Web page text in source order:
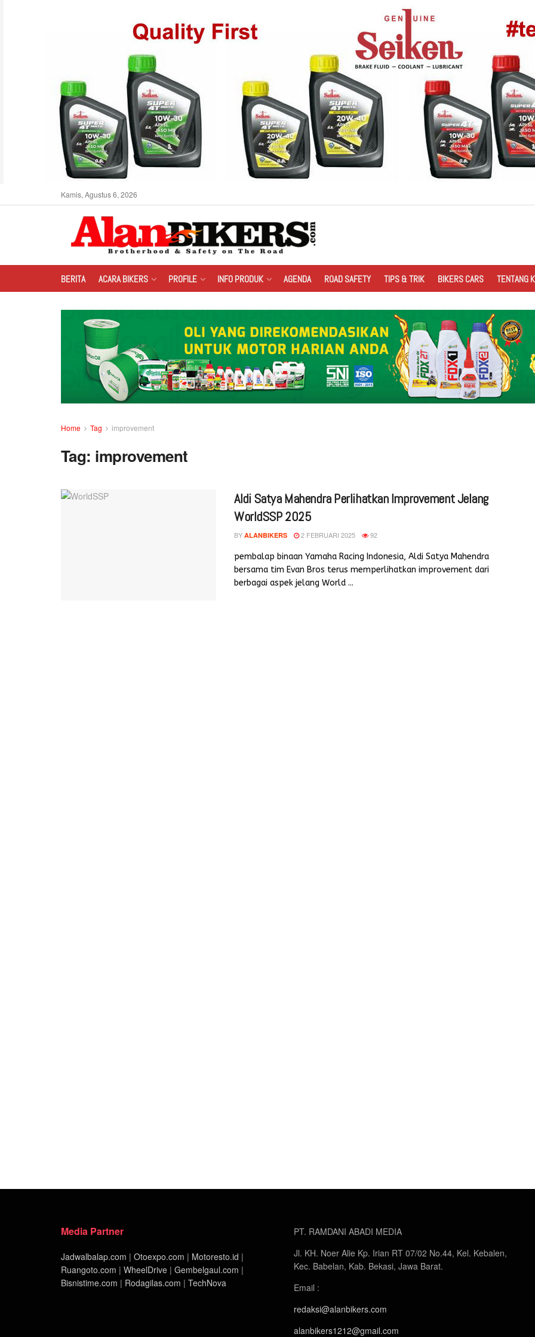
Kamis, Agustus 6, 2026
BERITA ACARA BIKERS PROFILE INFO PRODUK AGENDA ROAD SAFETY TIPS & TRIK BIKERS CARS TENTANG
Home Tag improvement
Tag: improvement
Aldi Satya Mahendra Perlihatkan Improvement Jelang
WorldSSP 2025
BY ALANBIKERS 2 FEBRUARI 2025 92
pembalap binaan Yamaha Racing Indonesia, Aldi Satya Mahendra
bersama tim Evan Bros terus memperlihatkan improvement dari
berbagai aspek jelang World ...
Media Partner
Jadwalbalap.com | Otoexpo.com | Motoresto.id |
Ruangoto.com | WheelDrive | Gembelgaul.com |
Bisnistime.com | Rodagilas.com | TechNova
PT. RAMDANI ABADI MEDIA
Jl. KH. Noer Alie Kp. Irian RT 07/02 No.44, Kel. Kebalen,
Kec. Babelan, Kab. Bekasi, Jawa Barat.
Email :
redaksi@alanbikers.com
alanbikers1212@gmail.com